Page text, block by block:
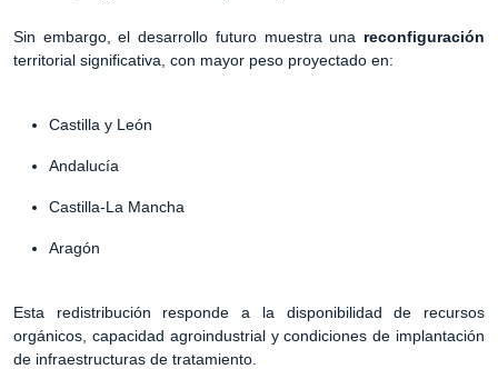
Sin embargo, el desarrollo futuro muestra una reconfiguración
territorial significativa, con mayor peso proyectado en:
Castilla y León
Andalucía
Castilla-La Mancha
Aragón
Esta redistribución responde a la disponibilidad de recursos
orgánicos, capacidad agroindustrial y condiciones de implantación
de infraestructuras de tratamiento.